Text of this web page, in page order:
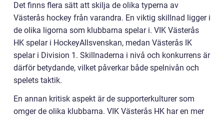
Det finns flera sätt att skilja de olika typerna av
Västerås hockey från varandra. En viktig skillnad ligger i
de olika ligorna som klubbarna spelar i. VIK Västerås
HK spelar i HockeyAllsvenskan, medan Västerås IK
spelar i Division 1. Skillnaderna i nivå och konkurrens är
därför betydande, vilket påverkar både spelnivån och
spelets taktik.
En annan kritisk aspekt är de supporterkulturer som
omger de olika klubbarna. VIK Västerås HK har en mer